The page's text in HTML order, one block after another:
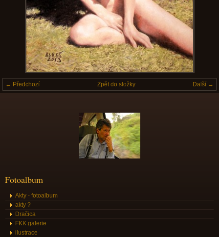
← Předchozí Další →
Zpět do složky
Fotoalbum
Akty - fotoalbum
akty ?
Dračica
FKK galerie
ilustrace